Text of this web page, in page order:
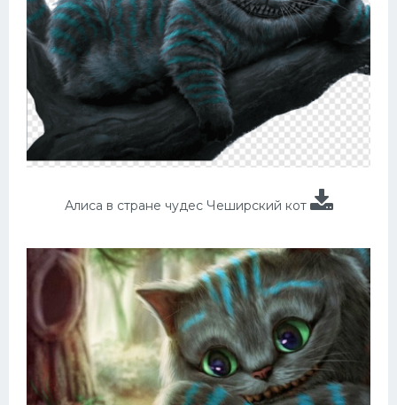
Алиса в стране чудес Чеширский кот